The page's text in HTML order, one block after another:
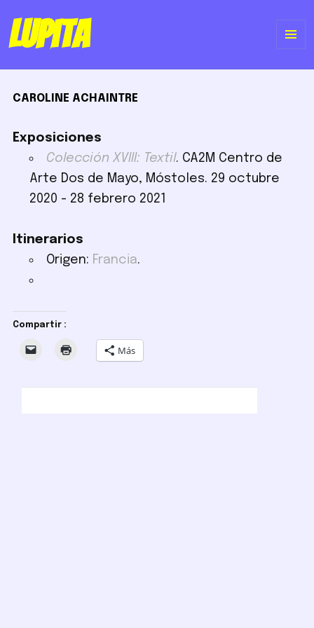
Lupita
CAROLINE ACHAINTRE
Exposiciones
Colección XVIII: Textil. CA2M Centro de
Arte Dos de Mayo, Móstoles. 29 octubre
2020 - 28 febrero 2021
Itinerarios
Origen: Francia.
Compartir :
Más